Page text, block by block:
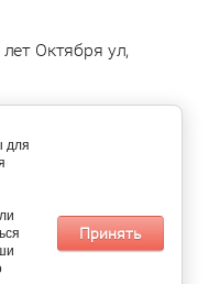
Октября ул,
и
вторник и
для
Принять